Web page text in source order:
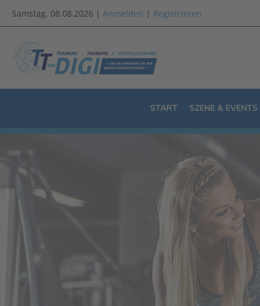
Samstag, 08.08.2026 | Anmelden | Registrieren
START SZENE & EVENTS